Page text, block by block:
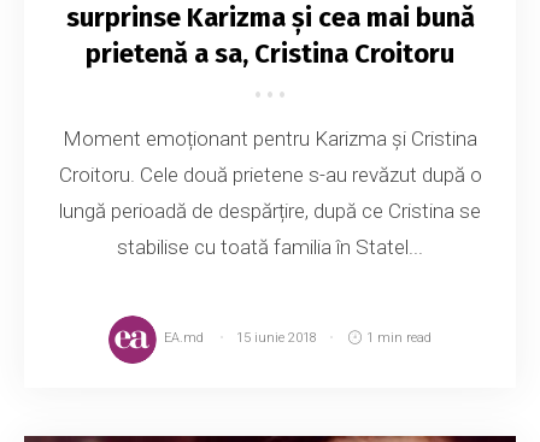
surprinse Karizma și cea mai bună
prietenă a sa, Cristina Croitoru
Moment emoționant pentru Karizma și Cristina
Croitoru. Cele două prietene s-au revăzut după o
lungă perioadă de despărțire, după ce Cristina se
stabilise cu toată familia în Statel...
EA.md 15 iunie 2018 1 min read